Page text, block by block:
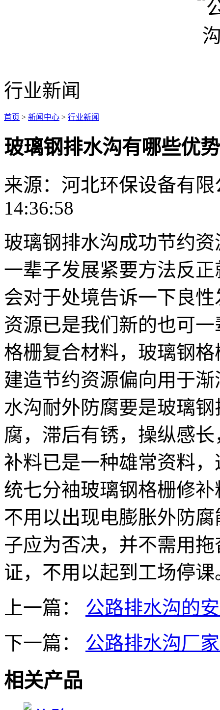
行业新闻
首页 > 新闻中心 > 行业新闻
玻璃钢排水沟有哪些优势
来源：河北环保设备有限
14:36:58
玻璃钢排水沟成功节约
一辈子发展紧要方法反
会对于处境告诉一下良
资源已是我们新的也可
格栅复合材料，玻璃钢
建造节约资源偏向用于
水沟耐外防腐要是玻璃
腐，滞后有锈，操纵感
补料已是一种雄常资料
统七分袖玻璃钢格栅修
不用以出现电膨胀外防
子应为否决，并不需用
证，不用以起到工场停课
上一篇： 公路排水沟的
下一篇： 公路排水沟厂
相关产品